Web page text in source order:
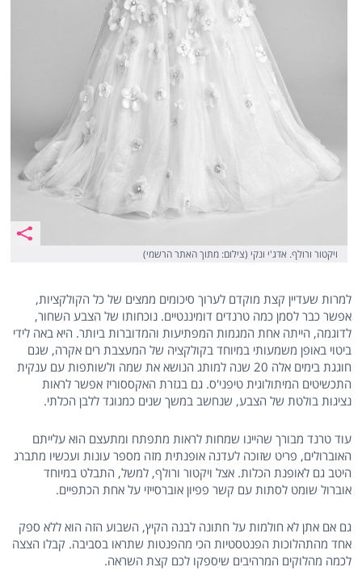
ויקטור ורולף. אדג'י ונקי (צילום: מתוך האתר הרשמי)
למרות שעדיין קצת מוקדם לערוך סיכומים ממצים של כל הקולקציות,
אפשר כבר לסמן כמה טרנדים דומיננטיים. נוכחותו של הצבע השחור,
לדוגמה, הייתה אחת המגמות המפתיעות והמדוברות ביותר. היא באה לידי
ביטוי באופן משמעותי במיוחד בקולקציה של המעצבת רים אקרה, שגם
חוגגת בימים אלה 20 שנה למותג הנושא את שמה ולשותפות עם ענקית
התכשיטים המיתולוגית טיפני'ס. גם בגזרת האקססוריז אפשר לראות
נציגות בולטת של הצבע, שנחשב במשך שנים כמנוגד ללבן הכלתי.
עוד טרנד מבורך שהיינו שמחות לראות מתפתח ומתעצם הוא עלייתם
האוברולים, פריט שזוכה לעדנה אופנתית מזה מספר עונות ועכשיו מתברג
היטב גם לאופנת הכלות. אצל ויקטור ורולף, למשל, התבלט במיוחד
אוברול שומט לסתות עם קשר פפיון אוברסייזי על אחת הכתפיים.
גם אם אתן לא חולמות על חתונה לבנה הקיץ, השבוע הזה הוא ללא ספק
אחד מהתהלוכות הפנטסטיות הכי מהפנטות שתראו בסביבה. קבלו הצצה
לכמה מהלוקים המרהיבים שיספקו לכם קצת השראה.